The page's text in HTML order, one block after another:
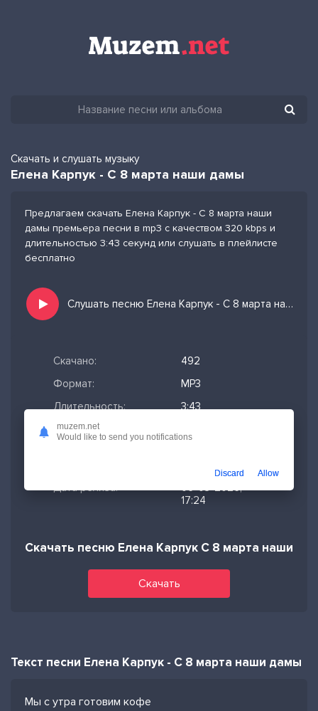
Скачать и слушать музыку
Елена Карпук - С 8 марта наши дамы
Предлагаем скачать Елена Карпук - С 8 марта наши
дамы премьера песни в mp3 с качеством 320 kbps и
длительностью 3:43 секунд или слушать в плейлисте
бесплатно
Слушать песню Елена Карпук - С 8 марта наши дамы и добавить в избранных
Скачано:
492
Формат:
MP3
Длительность:
3:43
Размер файла:
Дата релиза:
06-03-2026,
17:24
Скачать песню Елена Карпук С 8 марта наши
Скачать
Текст песни Елена Карпук - С 8 марта наши дамы
Мы с утра готовим кофе
muzem.net
Would like to send you notifications
Discard Allow